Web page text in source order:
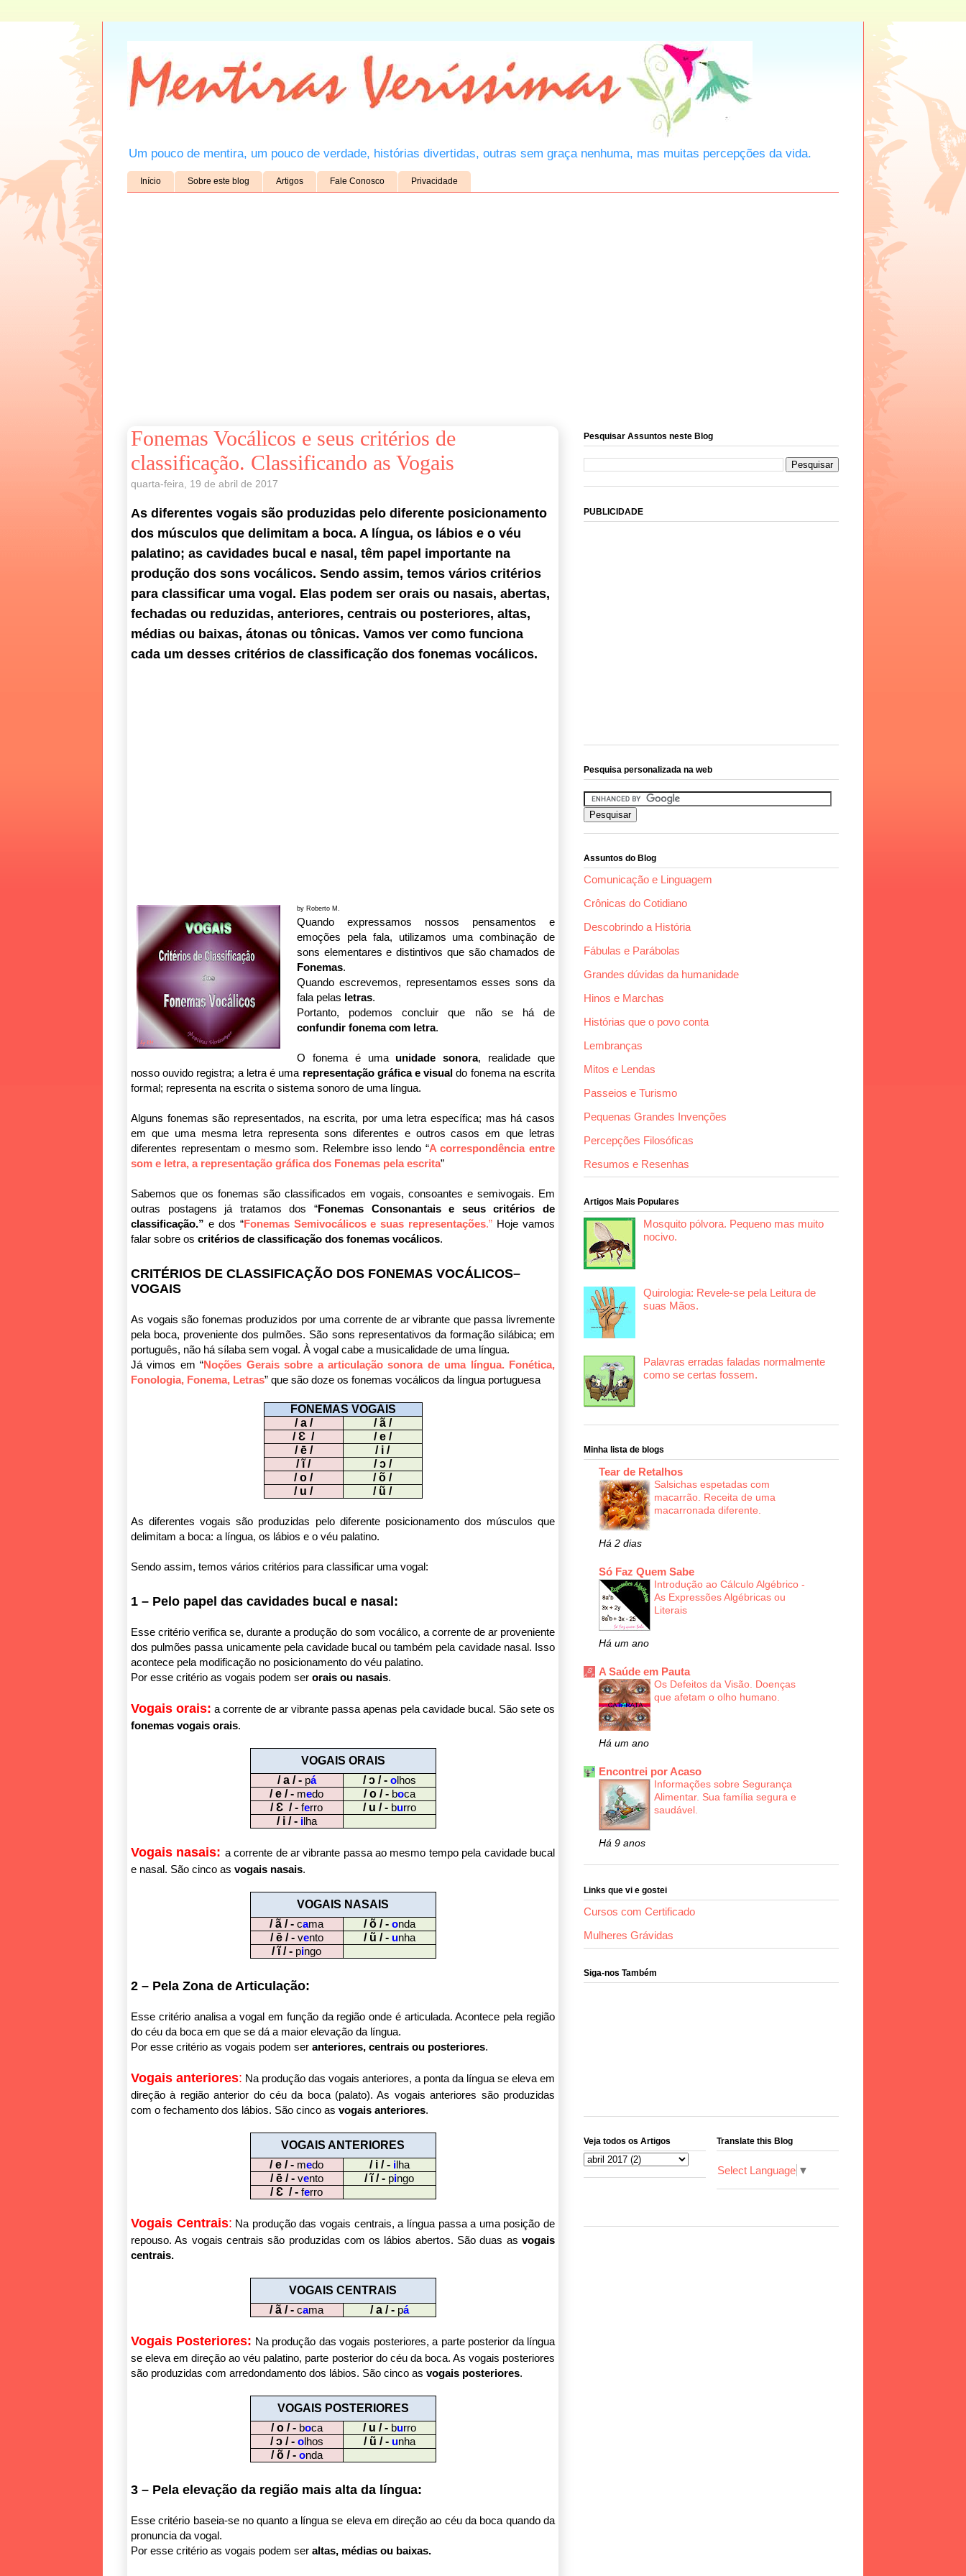
Um pouco de mentira, um pouco de verdade, histórias divertidas, outras sem graça nenhuma, mas muitas percepções da vida.
Início Sobre este blog Artigos Fale Conosco Privacidade
Fonemas Vocálicos e seus critérios de
classificação. Classificando as Vogais
quarta-feira, 19 de abril de 2017
As diferentes vogais são produzidas pelo diferente posicionamento
dos músculos que delimitam a boca. A língua, os lábios e o véu
palatino; as cavidades bucal e nasal, têm papel importante na
produção dos sons vocálicos. Sendo assim, temos vários critérios
para classificar uma vogal. Elas podem ser orais ou nasais, abertas,
fechadas ou reduzidas, anteriores, centrais ou posteriores, altas,
médias ou baixas, átonas ou tônicas. Vamos ver como funciona
cada um desses critérios de classificação dos fonemas vocálicos.
by Roberto M.
Quando expressamos nossos pensamentos e
emoções pela fala, utilizamos uma combinação de
sons elementares e distintivos que são chamados de
Fonemas.
Quando escrevemos, representamos esses sons da
fala pelas letras.
Portanto, podemos concluir que não se há de
confundir fonema com letra.
O fonema é uma unidade sonora, realidade que
nosso ouvido registra; a letra é uma representação gráfica e visual do fonema na escrita
formal; representa na escrita o sistema sonoro de uma língua.
Alguns fonemas são representados, na escrita, por uma letra específica; mas há casos
em que uma mesma letra representa sons diferentes e outros casos em que letras
diferentes representam o mesmo som. Relembre isso lendo “A correspondência entre
som e letra, a representação gráfica dos Fonemas pela escrita”
Sabemos que os fonemas são classificados em vogais, consoantes e semivogais. Em
outras postagens já tratamos dos “Fonemas Consonantais e seus critérios de
classificação.” e dos “Fonemas Semivocálicos e suas representações.” Hoje vamos
falar sobre os critérios de classificação dos fonemas vocálicos.
CRITÉRIOS DE CLASSIFICAÇÃO DOS FONEMAS VOCÁLICOS–
VOGAIS
As vogais são fonemas produzidos por uma corrente de ar vibrante que passa livremente
pela boca, proveniente dos pulmões. São sons representativos da formação silábica; em
português, não há sílaba sem vogal. À vogal cabe a musicalidade de uma língua.
Já vimos em “Noções Gerais sobre a articulação sonora de uma língua. Fonética,
Fonologia, Fonema, Letras” que são doze os fonemas vocálicos da língua portuguesa
FONEMAS VOGAIS
/ a /
/ ã /
/ Ɛ /
/ e /
/ ē /
/ i /
/ ĩ /
/ ɔ /
/ o /
/ õ /
/ u /
/ ũ /
As diferentes vogais são produzidas pelo diferente posicionamento dos músculos que
delimitam a boca: a língua, os lábios e o véu palatino.
Sendo assim, temos vários critérios para classificar uma vogal:
1 – Pelo papel das cavidades bucal e nasal:
Esse critério verifica se, durante a produção do som vocálico, a corrente de ar proveniente
dos pulmões passa unicamente pela cavidade bucal ou também pela cavidade nasal. Isso
acontece pela modificação no posicionamento do véu palatino.
Por esse critério as vogais podem ser orais ou nasais.
Vogais orais: a corrente de ar vibrante passa apenas pela cavidade bucal. São sete os
fonemas vogais orais.
VOGAIS ORAIS
/ a / - pá / ɔ / - olhos
/ e / - medo / o / - boca
/ Ɛ / - ferro / u / - burro
/ i / - ilha
Vogais nasais: a corrente de ar vibrante passa ao mesmo tempo pela cavidade bucal
e nasal. São cinco as vogais nasais.
VOGAIS NASAIS
/ ã / - cama / õ / - onda
/ ē / - vento / ũ / - unha
/ ĩ / - pingo
2 – Pela Zona de Articulação:
Esse critério analisa a vogal em função da região onde é articulada. Acontece pela região
do céu da boca em que se dá a maior elevação da língua.
Por esse critério as vogais podem ser anteriores, centrais ou posteriores.
Vogais anteriores: Na produção das vogais anteriores, a ponta da língua se eleva em
direção à região anterior do céu da boca (palato). As vogais anteriores são produzidas
com o fechamento dos lábios. São cinco as vogais anteriores.
VOGAIS ANTERIORES
/ e / - medo / i / - ilha
/ ē / - vento / ĩ / - pingo
/ Ɛ / - ferro
Vogais Centrais: Na produção das vogais centrais, a língua passa a uma posição de
repouso. As vogais centrais são produzidas com os lábios abertos. São duas as vogais
centrais.
VOGAIS CENTRAIS
/ ã / - cama / a / - pá
Vogais Posteriores: Na produção das vogais posteriores, a parte posterior da língua
se eleva em direção ao véu palatino, parte posterior do céu da boca. As vogais posteriores
são produzidas com arredondamento dos lábios. São cinco as vogais posteriores.
VOGAIS POSTERIORES
/ o / - boca / u / - burro
/ ɔ / - olhos / ũ / - unha
/ õ / - onda
3 – Pela elevação da região mais alta da língua:
Esse critério baseia-se no quanto a língua se eleva em direção ao céu da boca quando da
pronuncia da vogal.
Por esse critério as vogais podem ser altas, médias ou baixas.
Pesquisar Assuntos neste Blog
PUBLICIDADE
Pesquisa personalizada na web
Assuntos do Blog
Comunicação e Linguagem
Crônicas do Cotidiano
Descobrindo a História
Fábulas e Parábolas
Grandes dúvidas da humanidade
Hinos e Marchas
Histórias que o povo conta
Lembranças
Mitos e Lendas
Passeios e Turismo
Pequenas Grandes Invenções
Percepções Filosóficas
Resumos e Resenhas
Artigos Mais Populares
Mosquito pólvora. Pequeno mas muito
nocivo.
Quirologia: Revele-se pela Leitura de
suas Mãos.
Palavras erradas faladas normalmente
como se certas fossem.
Minha lista de blogs
Tear de Retalhos
Salsichas espetadas com
macarrão. Receita de uma
macarronada diferente.
Há 2 dias
Só Faz Quem Sabe
Introdução ao Cálculo Algébrico -
As Expressões Algébricas ou
Literais
Há um ano
A Saúde em Pauta
Os Defeitos da Visão. Doenças
que afetam o olho humano.
Há um ano
Encontrei por Acaso
Informações sobre Segurança
Alimentar. Sua família segura e
saudável.
Há 9 anos
Links que vi e gostei
Cursos com Certificado
Mulheres Grávidas
Siga-nos Também
Veja todos os Artigos Translate this Blog
Select Language ▼